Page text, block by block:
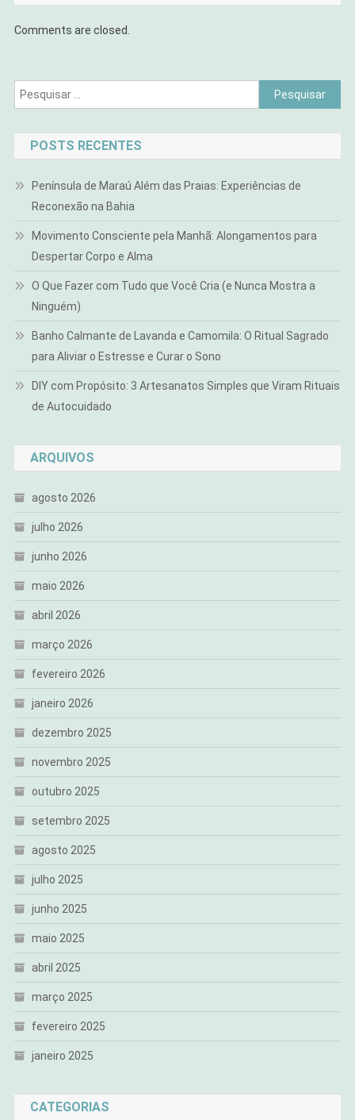
Comments are closed.
Pesquisar
por:
POSTS RECENTES
Península de Maraú Além das Praias: Experiências de
Reconexão na Bahia
Movimento Consciente pela Manhã: Alongamentos para
Despertar Corpo e Alma
O Que Fazer com Tudo que Você Cria (e Nunca Mostra a
Ninguém)
Banho Calmante de Lavanda e Camomila: O Ritual Sagrado
para Aliviar o Estresse e Curar o Sono
DIY com Propósito: 3 Artesanatos Simples que Viram Rituais
de Autocuidado
ARQUIVOS
agosto 2026
julho 2026
junho 2026
maio 2026
abril 2026
março 2026
fevereiro 2026
janeiro 2026
dezembro 2025
novembro 2025
outubro 2025
setembro 2025
agosto 2025
julho 2025
junho 2025
maio 2025
abril 2025
março 2025
fevereiro 2025
janeiro 2025
CATEGORIAS